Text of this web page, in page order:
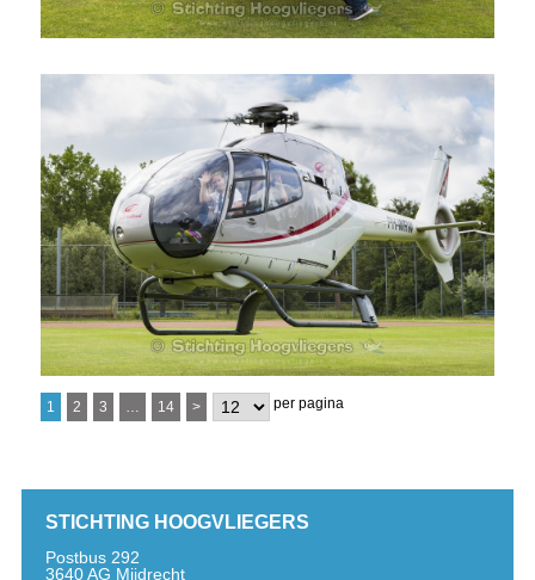
1 2 3 … 14 > per pagina
STICHTING HOOGVLIEGERS
Postbus 292
3640 AG Mijdrecht